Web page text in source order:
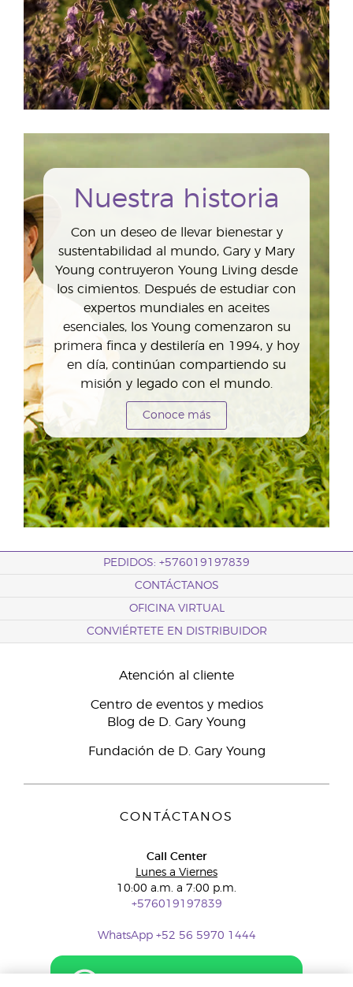
Nuestra historia
Con un deseo de llevar bienestar y
sustentabilidad al mundo, Gary y Mary
Young contruyeron Young Living desde
los cimientos. Después de estudiar con
expertos mundiales en aceites
esenciales, los Young comenzaron su
primera finca y destilería en 1994, y hoy
en día, continúan compartiendo su
misión y legado con el mundo.
Conoce más
PEDIDOS: +576019197839
CONTÁCTANOS
OFICINA VIRTUAL
CONVIÉRTETE EN DISTRIBUIDOR
Atención al cliente
Centro de eventos y medios
Blog de D. Gary Young
Fundación de D. Gary Young
CONTÁCTANOS
Call Center
Lunes a Viernes
10:00 a.m. a 7:00 p.m.
+576019197839
WhatsApp +52 56 5970 1444